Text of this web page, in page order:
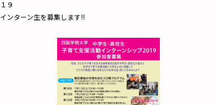
１９
インターン生を募集します!!